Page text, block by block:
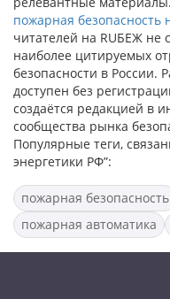
пожарная
читателей на RUБЕЖ не
наиболее цитируемых
безопасности в России.
доступен без
создаётся редакцией в
сообщества рынка
Популярные теги,
энергетики РФ”:
пожарная безопасность
пожарная автоматика